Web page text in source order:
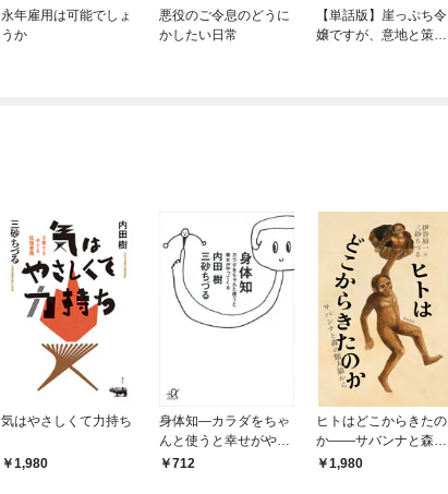
永年雇用は可能でしょ
うか
悪役のご令息のどうに
かしたい日常
【単話版】崖っぷち令
嬢ですが、意地と策略
気はやさしくて力持ち
1,980
身体知―カラダをちゃ
んと使うと幸せがやっ
てくる
712
ヒトはどこからきたの
か――サバンナと森の
類人猿から
1,980